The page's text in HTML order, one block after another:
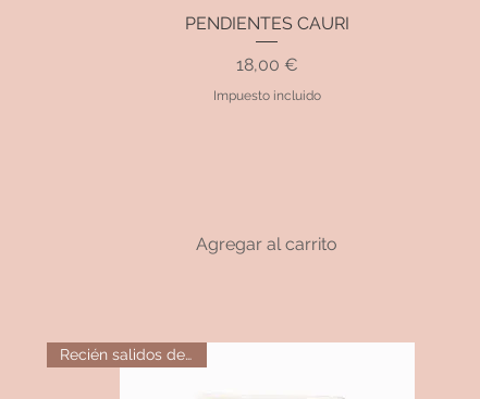
Vista rápida
PENDIENTES CAURI
Precio
18,00 €
Impuesto incluido
Agregar al carrito
Recién salidos del horno